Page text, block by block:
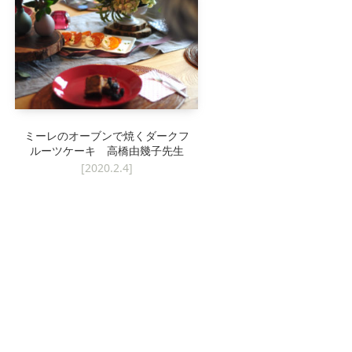
ローテーブル
ミーレのオーブンで焼くダークフ
ルーツケーキ 高橋由幾子先生
[2020.2.4]